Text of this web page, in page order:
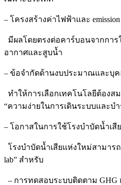
– โครงสร้างค่าไฟฟ้าและ
มีผลโดยตรงต่อคาร์บอนจากการ
อากาศและสูบน้ำ
– ข้อจำกัดด้านงบประมาณและบุค
ทำให้การเลือกเทคโนโลยีต้องส
“ความง่ายในการเดินระบบและบ
– โอกาสในการใช้โรงบำบัดน้ำเสี
โรงบำบัดน้ำเสียแห่งใหม่สามาร
lab” สำหรับ
– การทดสอบระบบติดตาม GHG